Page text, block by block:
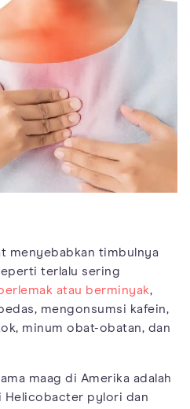
menyebabkan timbulnya
terlalu sering
atau berminyak,
mengonsumsi kafein,
minum obat-obatan, dan
maag di Amerika adalah
pylori dan